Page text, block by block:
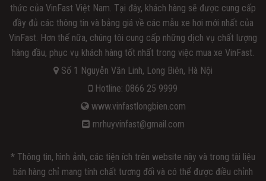
thức của VinFast Việt Nam. Tại đây, khách hàng sẽ được cung cấp
đầy đủ các thông tin và bảng giá về các mẫu xe hơi mới nhất của
VinFast. Hơn thế nữa, chúng tôi cung cấp những dịch vụ chất lượng
hàng đầu, phục vụ khách hàng tốt nhất trong việc mua xe VinFast.
Số 1 Nguyễn Văn Linh, Long Biên, Hà Nội
Hotline: 0866 25 9999
www.vinfastlongbien.com
mrhuyvinfast@gmail.com
* Thông tin, hình ảnh, các tiện ích trên website này và trong tài liệu
bán hàng chỉ mang tính chất tương đối và có thể được điều chỉnh